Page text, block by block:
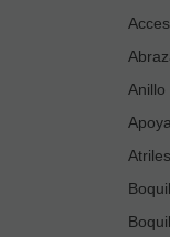
Anillo